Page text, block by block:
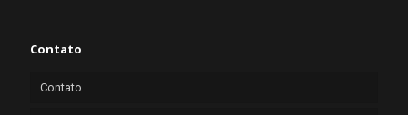
Contato
Contato